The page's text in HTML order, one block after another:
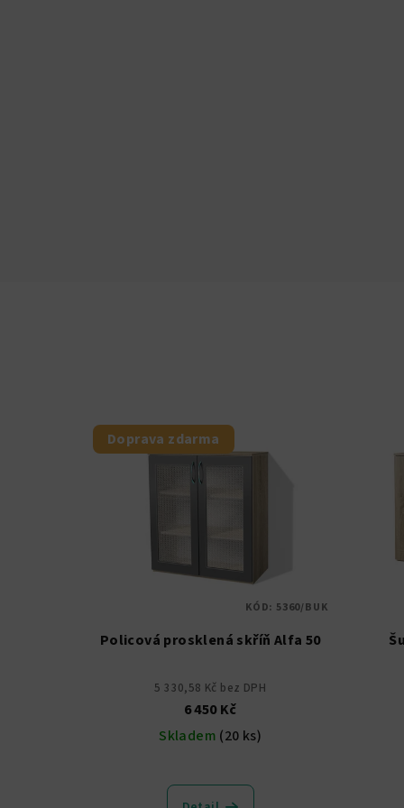
Doprava zdarma
Policová prosklená skříň Alfa 50
5 330,58 Kč bez DPH
6 450 Kč
Skladem (20 ks)
KÓD: 5360/BUK